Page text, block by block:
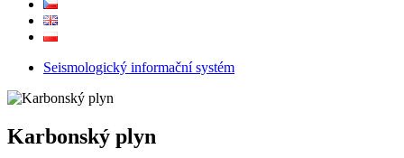
Seismologický informační systém
Karbonský plyn